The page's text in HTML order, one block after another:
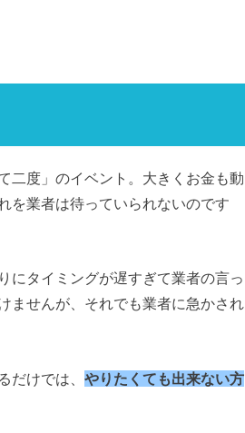
二度」のイベント。大きくお金も動
を業者は待っていられないのです
にタイミングが遅すぎて業者の言っ
ませんが、それでも業者に急かされ
だけでは、 やりたくても出来ない方